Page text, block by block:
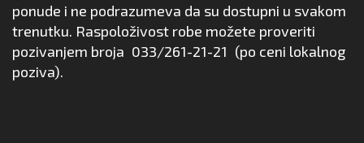
ponude i ne podrazumeva da su dostupni u svakom
trenutku. Raspoloživost robe možete proveriti
pozivanjem broja 033/261-21-21 (po ceni lokalnog
poziva).